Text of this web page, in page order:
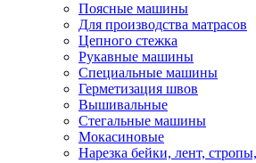
Поясные машины
Для производства матрасов
Цепного стежка
Рукавные машины
Специальные машины
Герметизация швов
Вышивальные
Стегальные машины
Мокасиновые
Нарезка бейки, лент,